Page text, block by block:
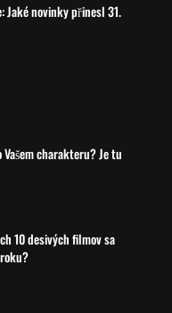
Jaké novinky přinesl 31.
charakteru? Je tu
10 desivých filmov sa